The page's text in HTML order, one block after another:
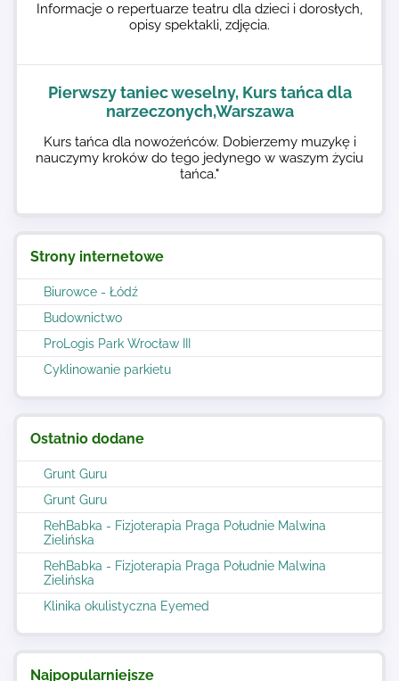
Strony internetowe
Biurowce - Łódź
Budownictwo
ProLogis Park Wrocław III
Cyklinowanie parkietu
Ostatnio dodane
Grunt Guru
Grunt Guru
RehBabka - Fizjoterapia Praga Południe Malwina
Zielińska
RehBabka - Fizjoterapia Praga Południe Malwina
Zielińska
Klinika okulistyczna Eyemed
Najpopularniejsze
Informacje o repertuarze teatru dla dzieci i dorosłych,
opisy spektakli, zdjęcia.
Pierwszy taniec weselny, Kurs tańca dla
narzeczonych,Warszawa
Kurs tańca dla nowożeńców. Dobierzemy muzykę i
nauczymy kroków do tego jedynego w waszym życiu
tańca."